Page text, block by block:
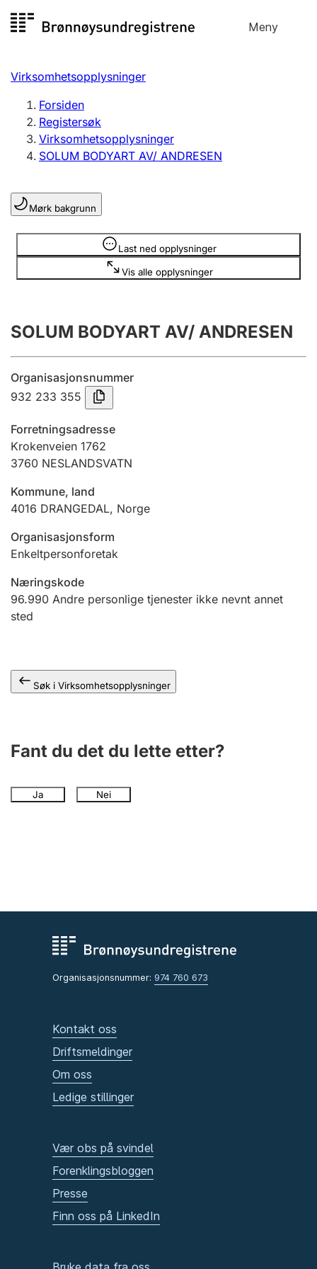
til
Meny
Registersøk
Aksjeselskap
Enkeltpersonforetak
Registrere, endre, slette
Lag og forening
Registrere, endre, slette
Årsregnskap
Innsending og forsinkelsesgebyr
Jeger
Ektepaktveileder
Offentlig sektor
Virksomhetsopplysninger
Forsiden
Registersøk
Virksomhetsopplysninger
SOLUM BODYART AV/ ANDRESEN
Mørk bakgrunn
Last ned opplysninger
Vis alle opplysninger
Opplysninger er skjult
SOLUM BODYART AV/ ANDRESEN
Organisasjonsnummer
932 233 355
Forretningsadresse
Krokenveien 1762
3760 NESLANDSVATN
Kommune, land
4016 DRANGEDAL, Norge
Organisasjonsform
Enkeltpersonforetak
Næringskode
96.990 Andre personlige tjenester ikke nevnt annet
sted
Søk i Virksomhetsopplysninger
Fant du det du lette etter?
Ja Nei
Organisasjonsnummer: 974 760 673
Kontakt oss
Driftsmeldinger
Om oss
Ledige stillinger
Vær obs på svindel
Forenklingsbloggen
Presse
Finn oss på LinkedIn